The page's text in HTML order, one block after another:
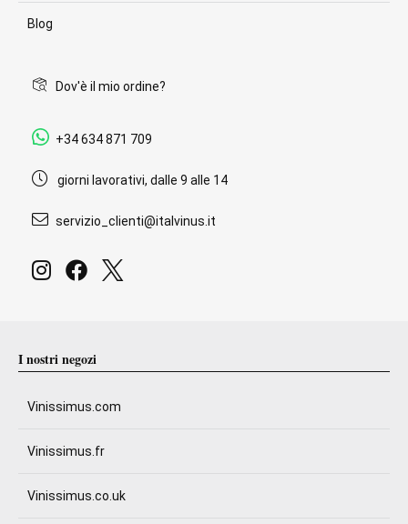
Blog
Dov'è il mio ordine?
+34 634 871 709
giorni lavorativi, dalle 9 alle 14
servizio_clienti@italvinus.it
I nostri negozi
Vinissimus.com
Vinissimus.fr
Vinissimus.co.uk